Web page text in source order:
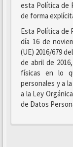
esta Política de
de forma
Esta Política de
día 16 de
(UE) 2016/679
de abril de
físicas en lo
personales y a
a la Ley
de Datos